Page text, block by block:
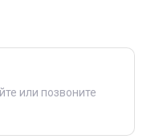
или позвоните